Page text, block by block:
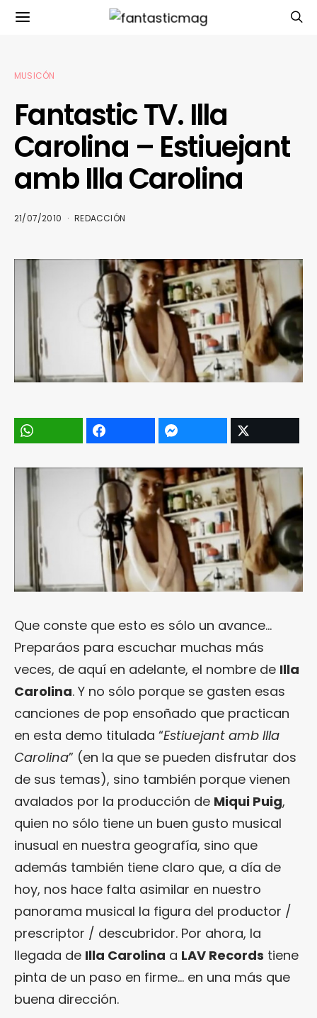
MUSICÓN
Fantastic TV. Illa
Carolina – Estiuejant
amb Illa Carolina
21/07/2010 REDACCIÓN
Que conste que esto es sólo un avance…
Preparáos para escuchar muchas más
veces, de aquí en adelante, el nombre de Illa
Carolina. Y no sólo porque se gasten esas
canciones de pop ensoñado que practican
en esta demo titulada “Estiuejant amb Illa
Carolina” (en la que se pueden disfrutar dos
de sus temas), sino también porque vienen
avalados por la producción de Miqui Puig,
quien no sólo tiene un buen gusto musical
inusual en nuestra geografía, sino que
además también tiene claro que, a día de
hoy, nos hace falta asimilar en nuestro
panorama musical la figura del productor /
prescriptor / descubridor. Por ahora, la
llegada de Illa Carolina a LAV Records tiene
pinta de un paso en firme… en una más que
buena dirección.